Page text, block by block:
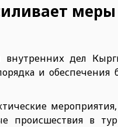
меры
внутренних дел
и обеспечения
происшествия в